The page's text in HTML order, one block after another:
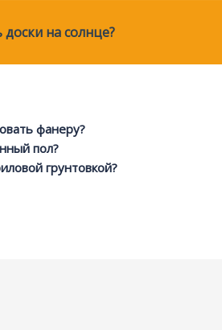
на солнце?
фанеру?
пол?
грунтовкой?